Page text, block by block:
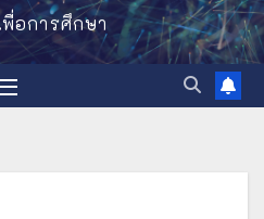
พื่อการศึกษา